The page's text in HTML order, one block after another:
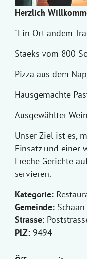
Herzlich
"Ein Ort andem
Staeks vom 800
Pizza aus dem
Hausgemachte
Ausgewählter
Unser Ziel ist es,
Einsatz und einer
Freche Gerichte
servieren.
Kategorie:
Gemeinde: Schaan
Strasse:
PLZ: 9494